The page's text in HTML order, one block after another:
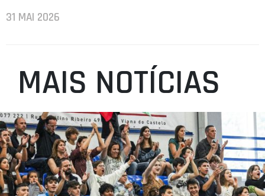
31 MAI 2026
MAIS NOTÍCIAS